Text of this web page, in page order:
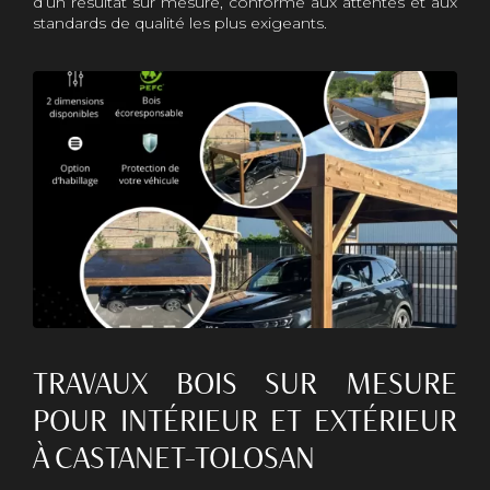
standards de qualité les plus exigeants.
TRAVAUX BOIS SUR MESURE
POUR INTÉRIEUR ET EXTÉRIEUR
À CASTANET-TOLOSAN